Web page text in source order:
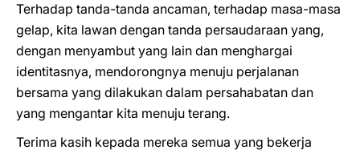
Terhadap tanda-tanda ancaman, terhadap masa-masa
gelap, kita lawan dengan tanda persaudaraan yang,
dengan menyambut yang lain dan menghargai
identitasnya, mendorongnya menuju perjalanan
bersama yang dilakukan dalam persahabatan dan
yang mengantar kita menuju terang.
Terima kasih kepada mereka semua yang bekerja